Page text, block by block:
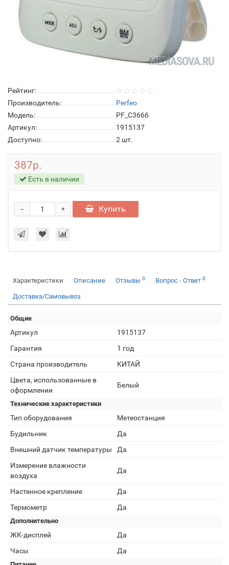
Рейтинг:
Производитель:
Perfeo
Модель:
PF_C3666
Артикул:
1915137
Доступно:
2 шт.
387р.
Есть в наличии
+
- Купить
Характеристики Описание Отзывы 0 Вопрос - Ответ 0
Доставка/Самовывоз
Общие
Артикул
1915137
Гарантия
1 год
Страна производитель
КИТАЙ
Цвета, использованные в
оформлении
Белый
Технические характеристики
Тип оборудования
Метеостанция
Будильник
Да
Внешний датчик температуры
Да
Измерение влажности
воздуха
Да
Настенное крепление
Да
Термометр
Да
Дополнительно
ЖК-дисплей
Да
Часы
Да